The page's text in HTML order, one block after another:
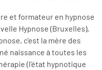
et formateur en hypnose
Hypnose (Bruxelles),
c’est la mère des
naissance à toutes les
(l’état hypnotique